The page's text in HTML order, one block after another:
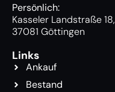
Persönlich:
Kasseler Landstraße 18,
37081 Göttingen
Links
Ankauf
Bestand